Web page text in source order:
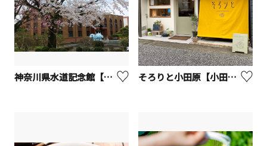
神奈川県水道記念館【寒川町】 そろりと小田原【小田原市】